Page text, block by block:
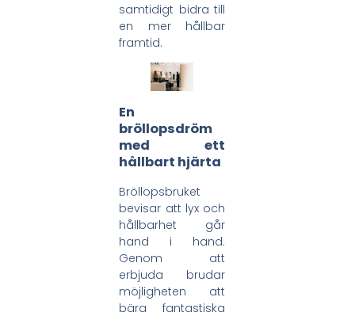
samtidigt bidra till
en mer hållbar
framtid.
En
bröllopsdröm
med ett
hållbart hjärta
Bröllopsbruket
bevisar att lyx och
hållbarhet går
hand i hand.
Genom att
erbjuda brudar
möjligheten att
bära fantastiska